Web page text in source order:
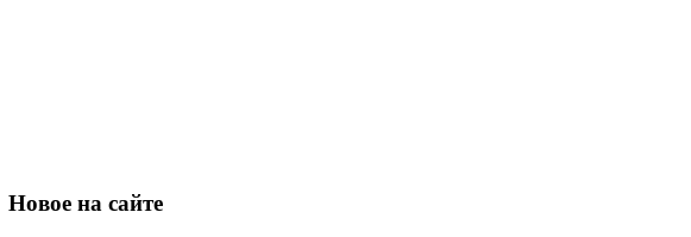
Новое на сайте